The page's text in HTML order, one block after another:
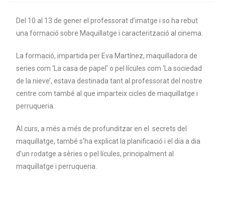
Del 10 al 13 de gener el professorat d’imatge i so ha rebut
una formació sobre Maquillatge i caracterització al cinema.
La formació, impartida per Eva Martínez, maquilladora de
series com ‘La casa de papel’ o pel·lícules com ‘La sociedad
de la nieve’, estava destinada tant al professorat del nostre
centre com també al que imparteix cicles de maquillatge i
perruqueria.
Al curs, a més a més de profunditzar en el secrets del
maquillatge, també s’ha explicat la planificació i el dia a dia
d’un rodatge a sèries o pel·lícules, principalment al
maquillatge i perruqueria.